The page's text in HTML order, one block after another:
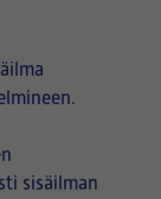
sisäilman